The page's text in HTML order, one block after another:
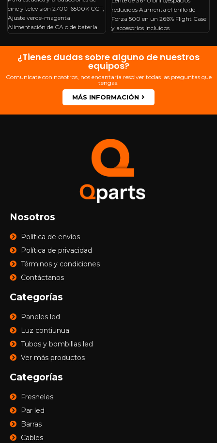
cine y televisión 2700-6500K CCT;
Ajuste verde-magenta
Alimentación de CA o de batería
Control a
reducidos Aumenta el brillo de
Forza 500 en un 266% Flight Case
y accesorios incluidos
¿Tienes dudas sobre alguno de nuestros
equipos?
Comunícate con nosotros, nos encantaría resolver todas las preguntas que
tengas.
MÁS INFORMACIÓN
Nosotros
Política de envíos
Política de privacidad
Términos y condiciones
Contáctanos
Categorías
Paneles led
Luz contiunua
Tubos y bombillas led
Ver más productos
Categorías
Fresneles
Par led
Barras
Cables